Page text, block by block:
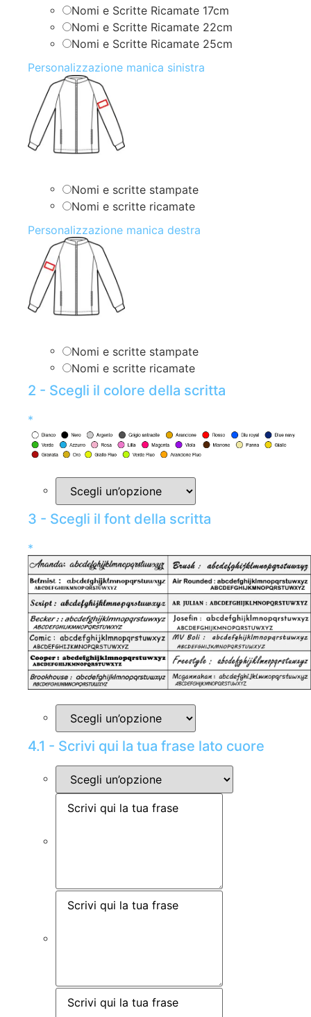
Nomi e Scritte Ricamate 17cm
Nomi e Scritte Ricamate 22cm
Nomi e Scritte Ricamate 25cm
Personalizzazione manica sinistra
Nomi e scritte stampate
Nomi e scritte ricamate
Personalizzazione manica destra
Nomi e scritte stampate
Nomi e scritte ricamate
2 - Scegli il colore della scritta
*
3 - Scegli il font della scritta
*
4.1 - Scrivi qui la tua frase lato cuore